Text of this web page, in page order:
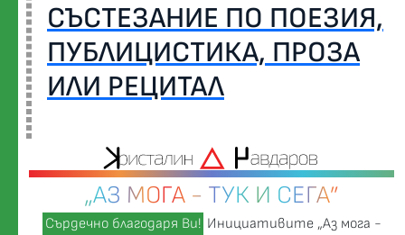
СЪСТЕЗАНИЕ ПО ПОЕЗИЯ,
ПУБЛИЦИСТИКА, ПРОЗА
ИЛИ РЕЦИТАЛ
„АЗ МОГА - ТУК И СЕГА”
Сърдечно благодаря Ви! Инициативите „Аз мога -